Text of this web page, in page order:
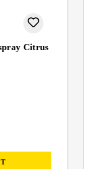
Citrus